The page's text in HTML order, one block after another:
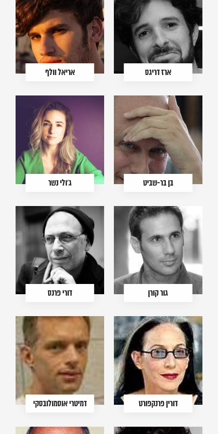
ארז דריגס אריאל וולף
בן בר-שביט ג'ולי נשר
גור קורן דורי פרנס
דורין פרנקפורט דמיטרי אוסמולובסקי